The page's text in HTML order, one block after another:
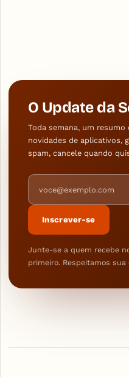
O Update da
Toda semana, um
novidades de aplicativos,
spam, cancele quando
Endereço de e-mail
Inscrever-se
Junte-se a quem recebe
primeiro. Respeitamos sua